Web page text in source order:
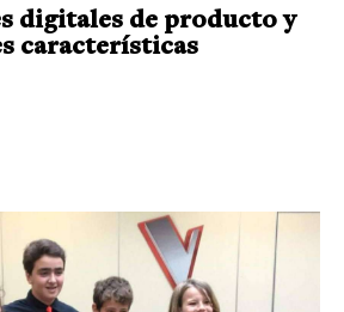
digitales de producto y
características